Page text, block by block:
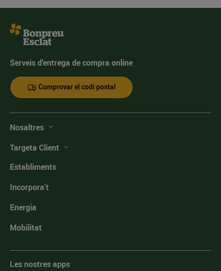
Serveis d'entrega de compra online
Comprovar el codi postal
Nosaltres
Targeta Client
Establiments
Incorpora't
Energia
Mobilitat
Les nostres apps